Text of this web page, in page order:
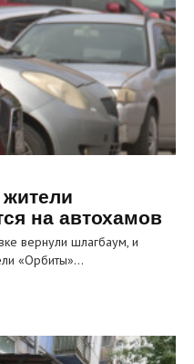
на автохамов
вернули шлагбаум, и
«Орбиты»…